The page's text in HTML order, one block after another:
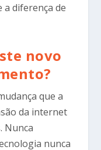
a diferença de
novo
que a
da internet
Nunca
nunca